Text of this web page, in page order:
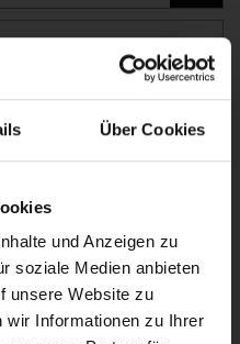
Über Cookies
und Anzeigen zu
soziale Medien anbieten
unsere Website zu
wir Informationen zu Ihrer
Fragen